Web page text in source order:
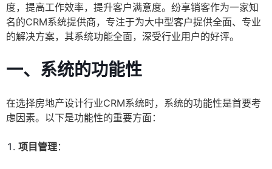
度，提高工作效率，提升客户满意度。纷享销客作为一家知
名的CRM系统提供商，专注于为大中型客户提供全面、专业
的解决方案，其系统功能全面，深受行业用户的好评。
一、系统的功能性
在选择房地产设计行业CRM系统时，系统的功能性是首要考
虑因素。以下是功能性的重要方面：
项目管理：